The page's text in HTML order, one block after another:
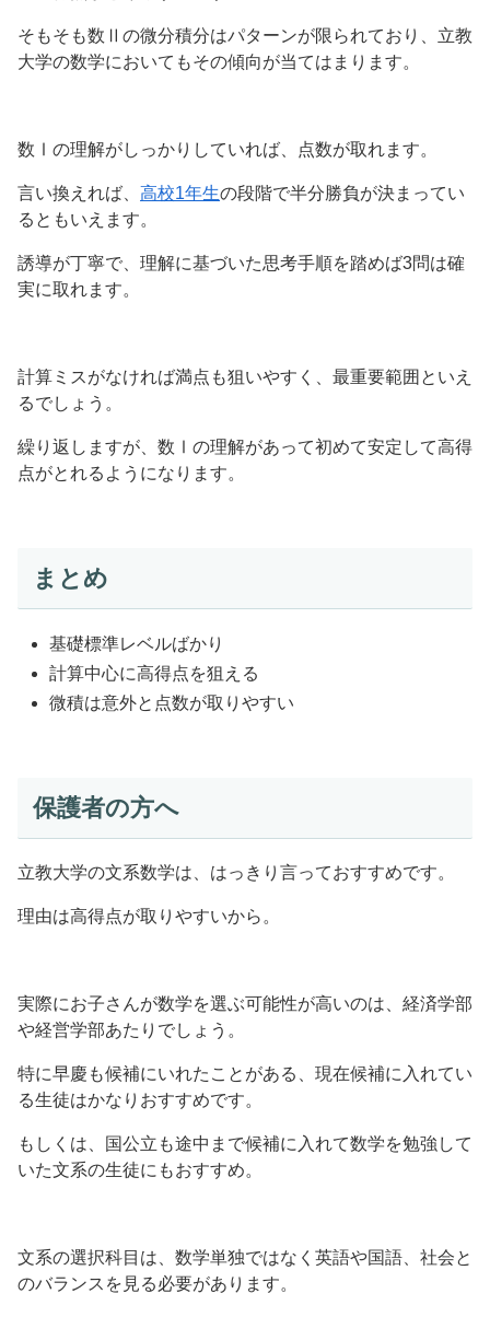
そもそも数Ⅱの微分積分はパターンが限られており、立教
大学の数学においてもその傾向が当てはまります。
数Ⅰの理解がしっかりしていれば、点数が取れます。
言い換えれば、 高校1年生の段階で半分勝負が決まってい
るともいえます。
誘導が丁寧で、理解に基づいた思考手順を踏めば3問は確
実に取れます。
計算ミスがなければ満点も狙いやすく、最重要範囲といえ
るでしょう。
繰り返しますが、数Ⅰの理解があって初めて安定して高得
点がとれるようになります。
まとめ
基礎標準レベルばかり
計算中心に高得点を狙える
微積は意外と点数が取りやすい
保護者の方へ
立教大学の文系数学は、はっきり言っておすすめです。
理由は高得点が取りやすいから。
実際にお子さんが数学を選ぶ可能性が高いのは、経済学部
や経営学部あたりでしょう。
特に早慶も候補にいれたことがある、現在候補に入れてい
る生徒はかなりおすすめです。
もしくは、国公立も途中まで候補に入れて数学を勉強して
いた文系の生徒にもおすすめ。
文系の選択科目は、数学単独ではなく英語や国語、社会と
のバランスを見る必要があります。